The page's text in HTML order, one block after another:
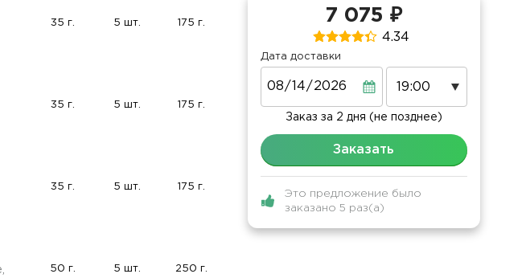
35 г. 5 шт. 175 г.
35 г. 5 шт. 175 г.
35 г. 5 шт. 175 г.
50 г. 5 шт. 250 г.
7 075 ₽
4.34
Дата доставки
Заказ за 2 дня (не позднее)
Заказать
Это предложение было
заказано 5 раз(а)